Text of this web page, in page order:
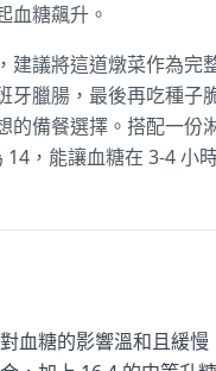
血糖飆升。
建議將這道燉菜作為
牙臘腸，最後再吃種
的備餐選擇。搭配一
，能讓血糖在 3-4 小
血糖的影響溫和且緩